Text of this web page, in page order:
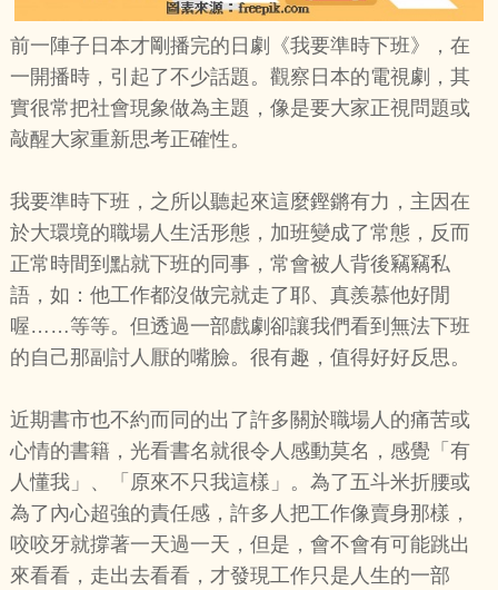
前一陣子日本才剛播完的日劇《我要準時下班》，在
一開播時，引起了不少話題。觀察日本的電視劇，其
實很常把社會現象做為主題，像是要大家正視問題或
敲醒大家重新思考正確性。
我要準時下班，之所以聽起來這麼鏗鏘有力，主因在
於大環境的職場人生活形態，加班變成了常態，反而
正常時間到點就下班的同事，常會被人背後竊竊私
語，如：他工作都沒做完就走了耶、真羨慕他好閒
喔……等等。但透過一部戲劇卻讓我們看到無法下班
的自己那副討人厭的嘴臉。很有趣，值得好好反思。
近期書市也不約而同的出了許多關於職場人的痛苦或
心情的書籍，光看書名就很令人感動莫名，感覺「有
人懂我」、「原來不只我這樣」。為了五斗米折腰或
為了內心超強的責任感，許多人把工作像賣身那樣，
咬咬牙就撐著一天過一天，但是，會不會有可能跳出
來看看，走出去看看，才發現工作只是人生的一部